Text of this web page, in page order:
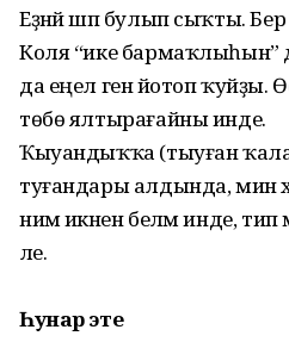
Еҙнәй шәп булып сыҡты.
Коля “ике бармаҡлыһын”
да еңел генә йотоп ҡуйҙы.
төбө ялтырағайны инде.
Ҡыуандыҡҡа (тыуған
туғандары алдында, мин
нимә икәнен беләм инде,
әле.
Һунар эте